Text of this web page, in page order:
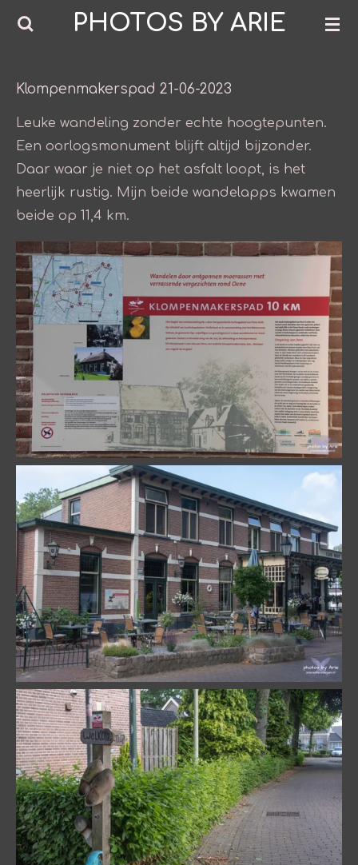
Ga
de
PHOTOS BY ARIE
Klompenmakerspad 21-06-2023
Leuke wandeling zonder echte hoogtepunten.
Een oorlogsmonument blijft altijd bijzonder.
Daar waar je niet op het asfalt loopt, is het
heerlijk rustig. Mijn beide wandelapps kwamen
beide op 11,4 km.